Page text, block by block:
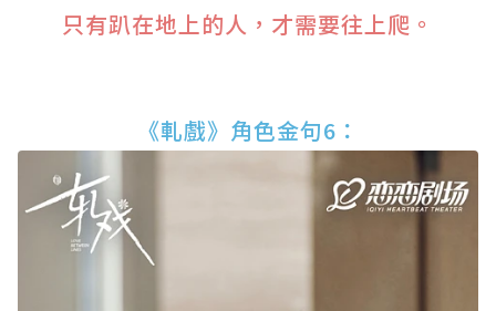
只有趴在地上的人，才需要往上爬。
《軋戲》角色金句6：